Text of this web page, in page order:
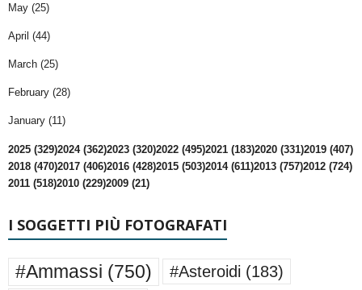
May (25)
April (44)
March (25)
February (28)
January (11)
2025 (329)2024 (362)2023 (320)2022 (495)2021 (183)2020 (331)2019 (407)
2018 (470)2017 (406)2016 (428)2015 (503)2014 (611)2013 (757)2012 (724)
2011 (518)2010 (229)2009 (21)
I SOGGETTI PIÙ FOTOGRAFATI
#Ammassi (750) #Asteroidi (183)